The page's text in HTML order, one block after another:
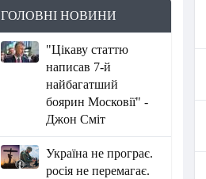
ГОЛОВНІ НОВИНИ
"Цікаву статтю
написав 7-й
найбагатший
боярин Московії" -
Джон Сміт
Україна не програє.
росія не перемагає.